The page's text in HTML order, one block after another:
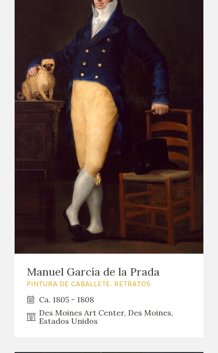
Manuel García de la Prada
PINTURA DE CABALLETE. RETRATOS
Ca. 1805 - 1808
Des Moines Art Center, Des Moines,
Estados Unidos